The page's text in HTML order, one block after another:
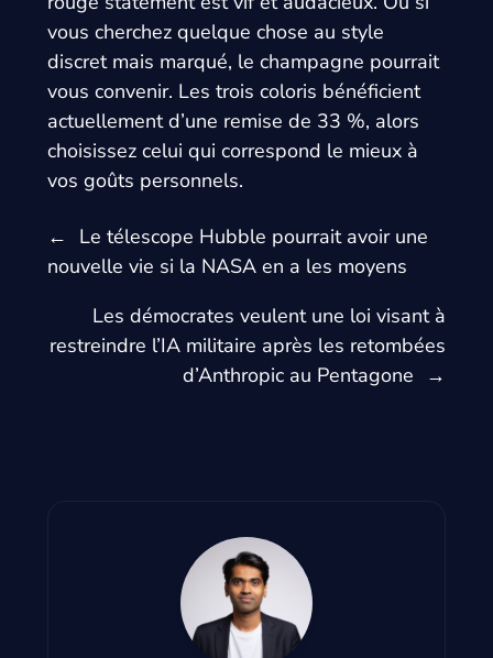
vous cherchez quelque chose au style
discret mais marqué, le champagne pourrait
vous convenir. Les trois coloris bénéficient
actuellement d’une remise de 33 %, alors
choisissez celui qui correspond le mieux à
vos goûts personnels.
←
Le télescope Hubble pourrait avoir une
nouvelle vie si la NASA en a les moyens
Les démocrates veulent une loi visant à
restreindre l’IA militaire après les retombées
d’Anthropic au Pentagone
→